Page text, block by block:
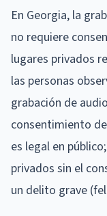
En Georgia, la
no requiere
lugares privados
las personas
grabación de
consentimiento
es legal en
privados sin el
un delito grave